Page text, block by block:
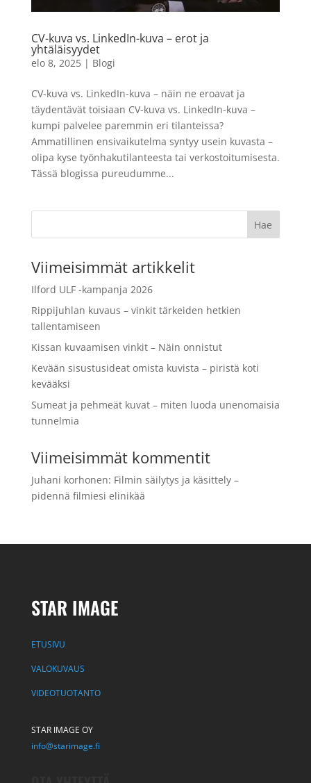
CV-kuva vs. LinkedIn-kuva – erot ja
yhtäläisyydet
elo 8, 2025| Blogi
CV-kuva vs. LinkedIn-kuva – näin ne eroavat ja
täydentävät toisiaan CV-kuva vs. LinkedIn-kuva –
kumpi palvelee paremmin eri tilanteissa?
Ammatillinen ensivaikutelma syntyy usein kuvasta –
olipa kyse työnhakutilanteesta tai verkostoitumisesta.
Tässä blogissa pureudumme...
Viimeisimmät artikkelit
Ilford ULF -kampanja 2026
Rippijuhlan kuvaus – vinkit tärkeiden hetkien
tallentamiseen
Kissan kuvaamisen vinkit – Näin onnistut
Kevään sisustusideat omista kuvista – piristä koti
kevääksi
Sumeat ja pehmeät kuvat – miten luoda unenomaisia
tunnelmia
Viimeisimmät kommentit
Juhani korhonen: Filmin säilytys ja käsittely –
pidennä filmiesi elinikää
STAR IMAGE
ETUSIVU
VALOKUVAUS
VIDEOTUOTANTO
STAR IMAGE OY
info@starimage.fi
metallinvärinen - 10 x 15